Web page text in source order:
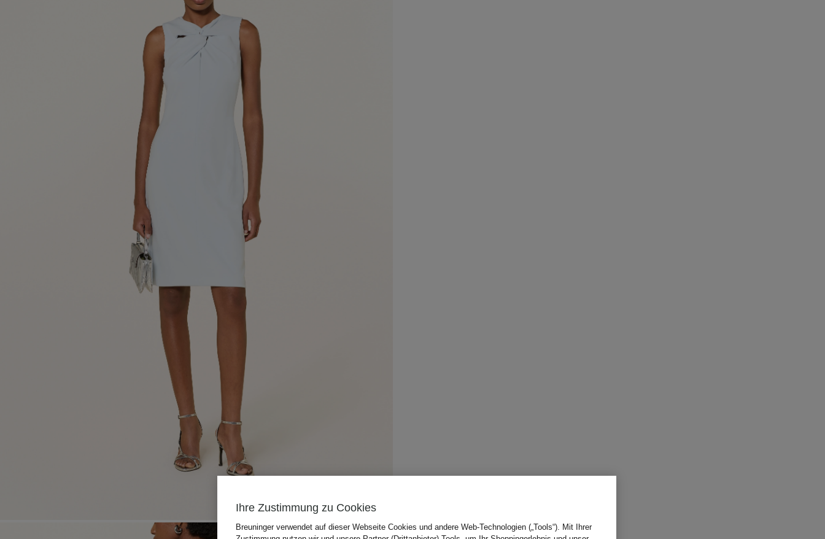
Ihre Zustimmung zu Cookies
Breuninger verwendet auf dieser Webseite Cookies und andere Web-Technologien („Tools“). Mit Ihrer